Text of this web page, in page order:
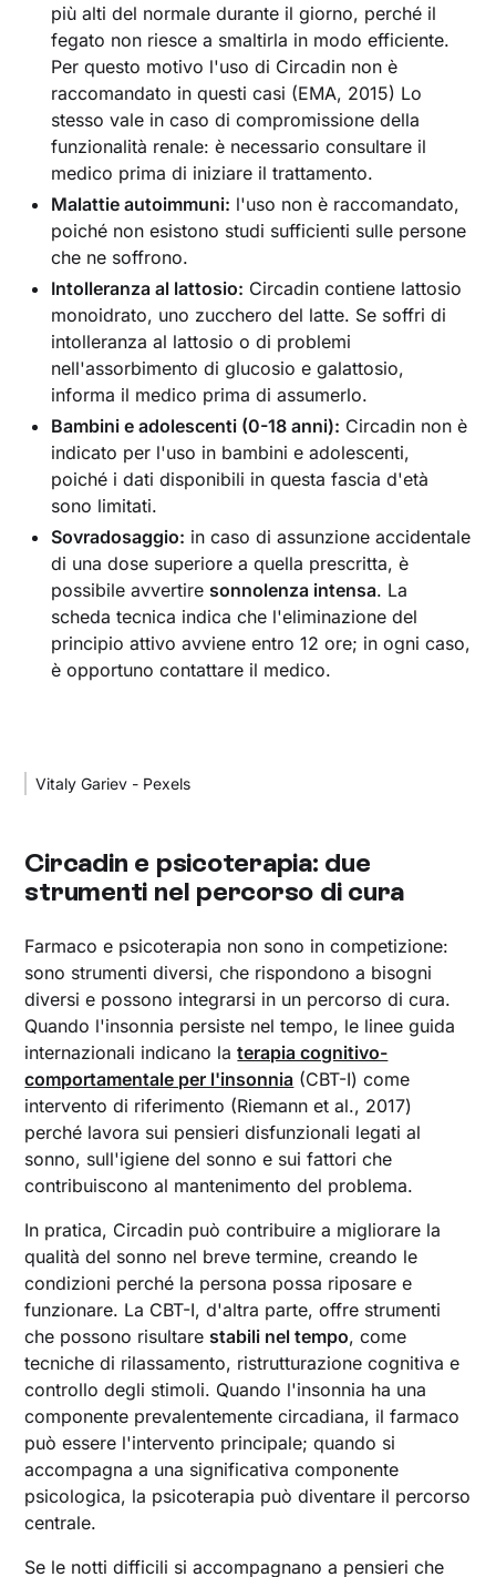
più alti del normale durante il giorno, perché il
fegato non riesce a smaltirla in modo efficiente.
Per questo motivo l'uso di Circadin non è
raccomandato in questi casi (EMA, 2015) Lo
stesso vale in caso di compromissione della
funzionalità renale: è necessario consultare il
medico prima di iniziare il trattamento.
Malattie autoimmuni: l'uso non è raccomandato,
poiché non esistono studi sufficienti sulle persone
che ne soffrono.
Intolleranza al lattosio: Circadin contiene lattosio
monoidrato, uno zucchero del latte. Se soffri di
intolleranza al lattosio o di problemi
nell'assorbimento di glucosio e galattosio,
informa il medico prima di assumerlo.
Bambini e adolescenti (0-18 anni): Circadin non è
indicato per l'uso in bambini e adolescenti,
poiché i dati disponibili in questa fascia d'età
sono limitati.
Sovradosaggio: in caso di assunzione accidentale
di una dose superiore a quella prescritta, è
possibile avvertire sonnolenza intensa. La
scheda tecnica indica che l'eliminazione del
principio attivo avviene entro 12 ore; in ogni caso,
è opportuno contattare il medico.
Vitaly Gariev - Pexels
Circadin e psicoterapia: due
strumenti nel percorso di cura
Farmaco e psicoterapia non sono in competizione:
sono strumenti diversi, che rispondono a bisogni
diversi e possono integrarsi in un percorso di cura.
Quando l'insonnia persiste nel tempo, le linee guida
internazionali indicano laterapia cognitivo-
comportamentale per l'insonnia (CBT-I) come
intervento di riferimento (Riemann et al., 2017)
perché lavora sui pensieri disfunzionali legati al
sonno, sull'igiene del sonno e sui fattori che
contribuiscono al mantenimento del problema.
In pratica, Circadin può contribuire a migliorare la
qualità del sonno nel breve termine, creando le
condizioni perché la persona possa riposare e
funzionare. La CBT-I, d'altra parte, offre strumenti
che possono risultare stabili nel tempo, come
tecniche di rilassamento, ristrutturazione cognitiva e
controllo degli stimoli. Quando l'insonnia ha una
componente prevalentemente circadiana, il farmaco
può essere l'intervento principale; quando si
accompagna a una significativa componente
psicologica, la psicoterapia può diventare il percorso
centrale.
Se le notti difficili si accompagnano a pensieri che